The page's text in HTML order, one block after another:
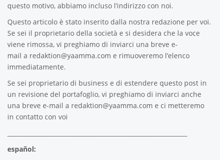
questo motivo, abbiamo incluso l’indirizzo con noi.
Questo articolo è stato inserito dalla nostra redazione per voi.
Se sei il proprietario della società e si desidera che la voce
viene rimossa, vi preghiamo di inviarci una breve e-
mail a redaktion@yaamma.com e rimuoveremo l’elenco
immediatamente.
Se sei proprietario di business e di estendere questo post in
un revisione del portafoglio, vi preghiamo di inviarci anche
una breve e-mail a redaktion@yaamma.com e ci metteremo
in contatto con voi
español: